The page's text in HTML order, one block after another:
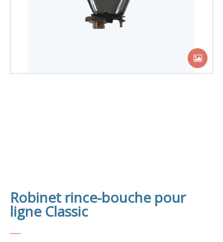
Robinet rince-bouche pour
ligne Classic